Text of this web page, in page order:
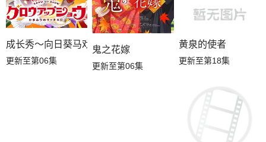
第05集 第04集 第03集
第02集
成长秀～向日葵马戏团～
更新至第06集
鬼之花嫁
更新至第06集
黄泉的使者
更新至第18集